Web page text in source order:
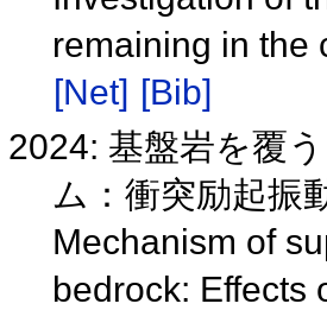
remaining in the
[Net] [Bib]
2024: 基盤岩を覆
ム：衝突励起振
Mechanism of
bedrock: Effects